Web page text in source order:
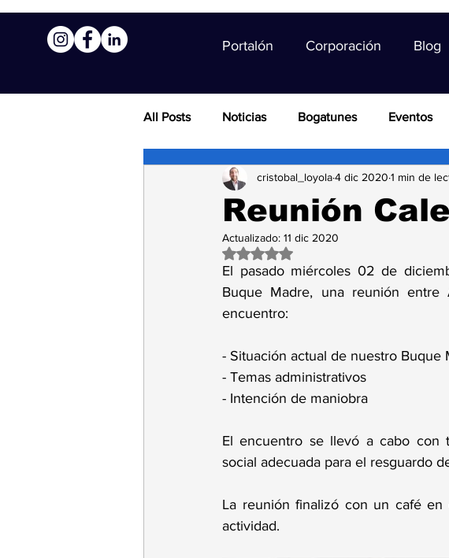
Portalón Corporación Blog
All Posts Noticias Bogatunes Eventos
Reunión
cristobal_loyola4 dic 2020 1 min de
Actualizado: 11 dic 2020
Obtuvo NaN de 5 estrellas.
El pasado miércoles 02 de
Buque Madre, una reunión
encuentro:
- Situación actual de nuestro Buque
- Temas administrativos
- Intención de maniobra
El encuentro se llevó a cabo con
social adecuada para el resguardo
La reunión finalizó con un café en
actividad.